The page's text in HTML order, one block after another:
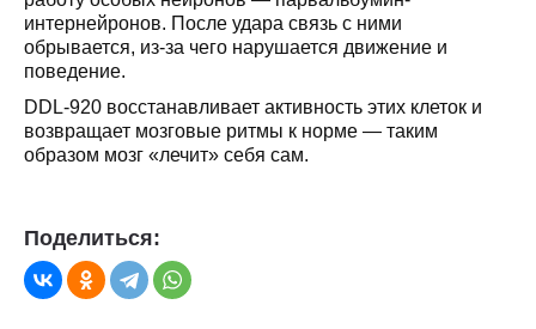
интернейронов. После удара связь с ними
обрывается, из-за чего нарушается движение и
поведение.
DDL-920 восстанавливает активность этих клеток и
возвращает мозговые ритмы к норме — таким
образом мозг «лечит» себя сам.
Поделиться: